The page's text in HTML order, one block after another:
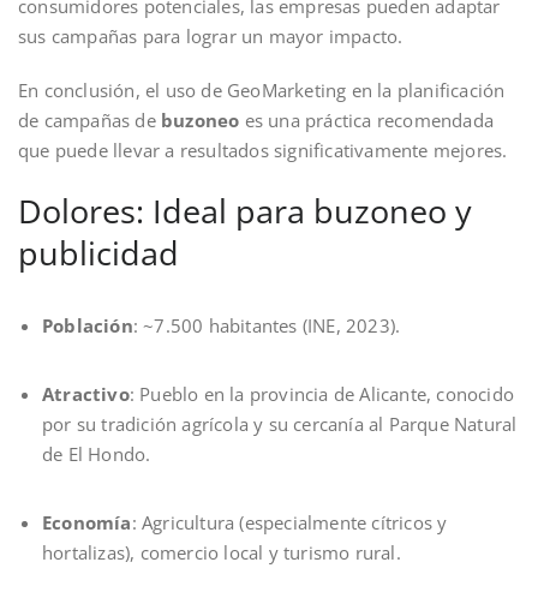
consumidores potenciales, las empresas pueden adaptar
sus campañas para lograr un mayor impacto.
En conclusión, el uso de GeoMarketing en la planificación
de campañas de buzoneo es una práctica recomendada
que puede llevar a resultados significativamente mejores.
Dolores: Ideal para buzoneo y
publicidad
Población: ~7.500 habitantes (INE, 2023).
Atractivo: Pueblo en la provincia de Alicante, conocido
por su tradición agrícola y su cercanía al Parque Natural
de El Hondo.
Economía: Agricultura (especialmente cítricos y
hortalizas), comercio local y turismo rural.